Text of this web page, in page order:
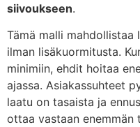
siivoukseen.
Tämä malli mahdollistaa
ilman lisäkuormitusta.
minimiin, ehdit hoitaa
ajassa. Asiakassuhteet
laatu on tasaista ja
ottaa vastaan